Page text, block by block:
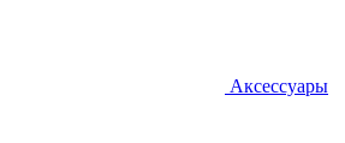
Аксессуары